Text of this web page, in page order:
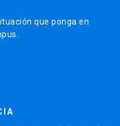
que ponga en